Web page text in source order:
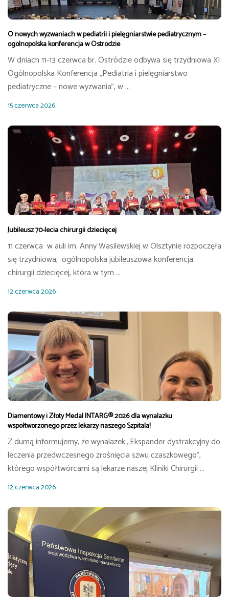
O nowych wyzwaniach w pediatrii i pielęgniarstwie pediatrycznym –
ogólnopolska konferencja w Ostródzie
W dniach 11-13 czerwca br. Ostródzie odbywa się trzydniowa XI
Ogólnopolska Konferencja „Pediatria i pielęgniarstwo
pediatryczne – nowe wyzwania”, w ...
15 czerwca 2026
Jubileusz 70-lecia chirurgii dziecięcej
11 czerwca w auli im. Anny Wasilewskiej w Olsztynie rozpoczęła
się trzydniowa, ogólnopolska jubileuszowa konferencja
chirurgii dziecięcej, która w tym ...
12 czerwca 2026
Diamentowy i Złoty Medal INTARG® 2026 dla wynalazku
współtworzonego przez lekarzy naszego Szpitala!
Z dumą informujemy, że wynalazek „Ekspander dystrakcyjny do
leczenia przedwczesnego zrośnięcia szwu czaszkowego”,
którego współtwórcami są lekarze naszej Kliniki Chirurgii ...
12 czerwca 2026